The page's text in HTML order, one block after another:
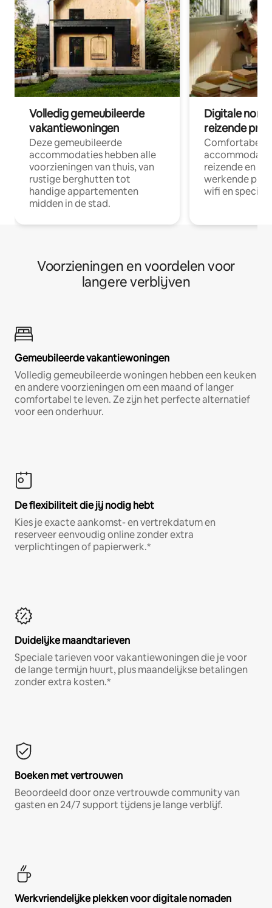
Volledig gemeubileerde
vakantiewoningen
Deze gemeubileerde
accommodaties hebben alle
voorzieningen van thuis, van
rustige berghutten tot
handige appartementen
midden in de stad.
Digitale
reizende
Comfortabele
reizende en
werkende
wifi en
Voorzieningen en voordelen voor
langere verblijven
Gemeubileerde vakantiewoningen
Volledig gemeubileerde woningen hebben een keuken
en andere voorzieningen om een maand of langer
comfortabel te leven. Ze zijn het perfecte alternatief
voor een onderhuur.
De flexibiliteit die jij nodig hebt
Kies je exacte aankomst- en vertrekdatum en
reserveer eenvoudig online zonder extra
verplichtingen of papierwerk.*
Duidelijke maandtarieven
Speciale tarieven voor vakantiewoningen die je voor
de lange termijn huurt, plus maandelijkse betalingen
zonder extra kosten.*
Boeken met vertrouwen
Beoordeeld door onze vertrouwde community van
gasten en 24/7 support tijdens je lange verblijf.
Werkvriendelijke plekken voor digitale nomaden